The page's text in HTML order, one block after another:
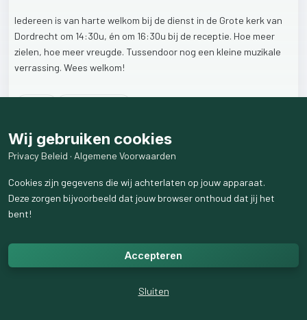
Iedereen is van harte welkom bij de dienst in de Grote kerk van
Dordrecht om 14:30u, én om 16:30u bij de receptie. Hoe meer
zielen, hoe meervreugde. Tussendoor nog een kleine muzikale
verrassing. Wees welkom!
Wij gebruiken cookies
Privacy Beleid · Algemene Voorwaarden
Cookies zijn gegevens die wij achterlaten op jouw apparaat.
Deze zorgen bijvoorbeeld dat jouw browser onthoud dat jij het
bent!
Accepteren
Sluiten